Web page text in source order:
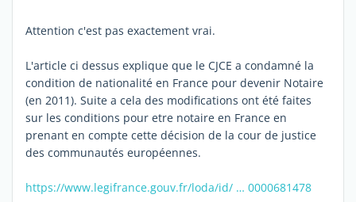
Attention c'est pas exactement vrai.
L'article ci dessus explique que le CJCE a condamné la
condition de nationalité en France pour devenir Notaire
(en 2011). Suite a cela des modifications ont été faites
sur les conditions pour etre notaire en France en
prenant en compte cette décision de la cour de justice
des communautés européennes.
https://www.legifrance.gouv.fr/loda/id/ … 0000681478